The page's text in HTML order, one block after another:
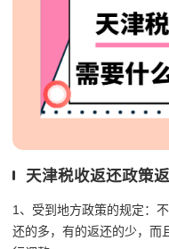
天津税收返还政策
1、受到地方政策的规定：
还的多，有的返还的少，而